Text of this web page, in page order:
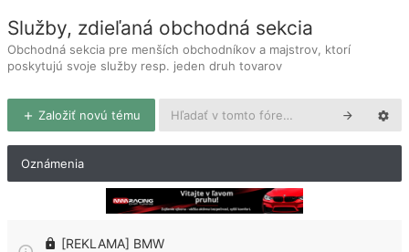
Služby, zdieľaná obchodná sekcia
Obchodná sekcia pre menších obchodníkov a majstrov, ktorí
poskytujú svoje služby resp. jeden druh tovarov
Založiť novú tému
Oznámenia
[REKLAMA] BMW